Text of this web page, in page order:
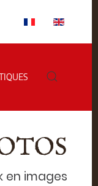
en images